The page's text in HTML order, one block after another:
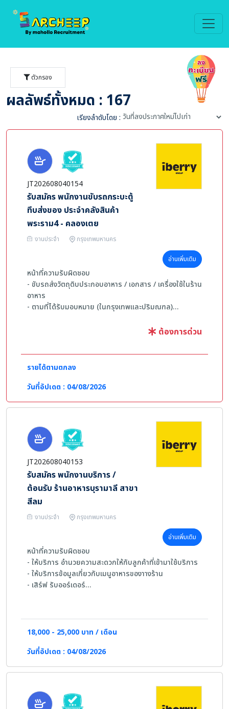
ตัวกรอง
ผลลัพธ์ทั้งหมด : 167
เรียงลำดับโดย :
JT202608040154
รับสมัคร พนักงานขับรถกระบะตู้
ทึบส่งของ ประจำคลังสินค้า
พระราม4 - คลองเตย
งานประจำ กรุงเทพมหานคร
อ่านเพิ่มเติม
หน้าที่ความรับผิดชอบ
- ขับรถส่งวัตถุดิบประกอบอาหาร / เอกสาร / เครื่องใช้ในร้าน
อาหาร
- ตามที่ได้รับมอบหมาย (ในกรุงเทพเเละปริมณฑล)
- พนักงานขับรถต้องมีใบขับขี่ถูกต้องตามกฎหมาย /
ประสบการณ์ 1 ปีขึ้นไป
- สามารถเข้างานเช้าได้ (06.00-15.00 น.), ทำงาน 6 วัน หยุด
ต้องการด่วน
รายได้ตามตกลง
วันที่อัปเดต : 04/08/2026
JT202608040153
รับสมัคร พนักงานบริการ /
ต้อนรับ ร้านอาหารบุรามาลี สาขา
สีลม
งานประจำ กรุงเทพมหานคร
อ่านเพิ่มเติม
หน้าที่ความรับผิดชอบ
- ให้บริการ อำนวยความสะดวกให้กับลูกค้าที่เข้ามาใช้บริการ
- ให้บริการข้อมูลเกี่ยวกับเมนูอาหารของาางร้าน
- เสิร์ฟ รับออร์เดอร์
ข้อมูล นำลูกค้าเข้าร้าน
- มีประสบการณ์ด้านงานบริการในธุรกิจร้านอาหาร โรงแรม
การบริการ หรือ อื่นๆที่เกี่ยวข้อง
- บุคลิกภาพดี มีใจรักบริการ
18,000 - 25,000 บาท / เดือน
วันที่อัปเดต : 04/08/2026